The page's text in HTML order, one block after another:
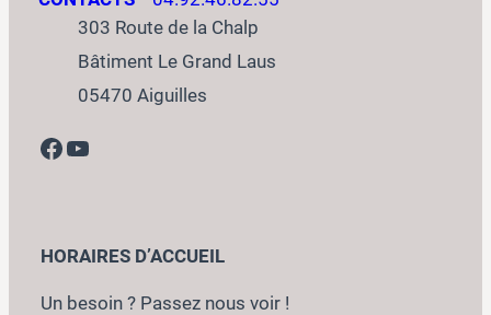
303 Route de la Chalp
Bâtiment Le Grand Laus
05470 Aiguilles
Facebook YouTube
HORAIRES D’ACCUEIL
Un besoin ? Passez nous voir !